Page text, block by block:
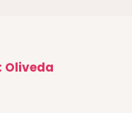
Oliveda